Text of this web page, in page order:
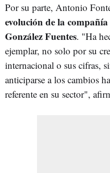
Por su parte, Antonio
evolución de la compañía
González Fuentes. "Ha
ejemplar, no solo por su
internacional o sus cifras,
anticiparse a los cambios
referente en su sector",